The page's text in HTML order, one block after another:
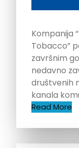
Kompanija
Tobacco”
završnim
nedavno
društvenih
kanala
Read More